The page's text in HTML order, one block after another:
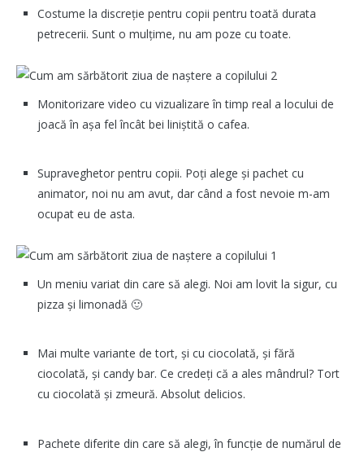
Costume la discreție pentru copii pentru toată durata
petrecerii. Sunt o mulțime, nu am poze cu toate.
Monitorizare video cu vizualizare în timp real a locului de
joacă în așa fel încât bei liniștită o cafea.
Supraveghetor pentru copii. Poți alege și pachet cu
animator, noi nu am avut, dar când a fost nevoie m-am
ocupat eu de asta.
Un meniu variat din care să alegi. Noi am lovit la sigur, cu
pizza și limonadă 🙂
Mai multe variante de tort, și cu ciocolată, și fără
ciocolată, și candy bar. Ce credeți că a ales mândrul? Tort
cu ciocolată și zmeură. Absolut delicios.
Pachete diferite din care să alegi, în funcție de numărul de